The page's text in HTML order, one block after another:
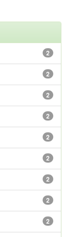
2
2
2
2
2
2
2
2
2